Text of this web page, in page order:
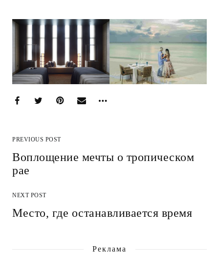
PREVIOUS POST
Воплощение мечты о тропическом
рае
NEXT POST
Место, где останавливается время
Реклама